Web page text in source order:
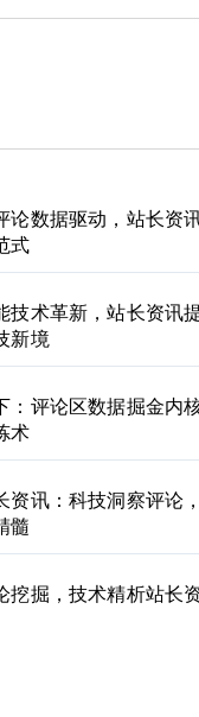
论数据驱动，站长资
式
技术革新，站长资讯
新境
：评论区数据掘金内
术
资讯：科技洞察评论
髓
挖掘，技术精析站长